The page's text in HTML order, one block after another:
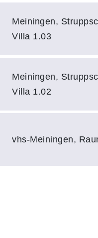
Meiningen,
Villa 1.03
Meiningen,
Villa 1.02
vhs-Meiningen,